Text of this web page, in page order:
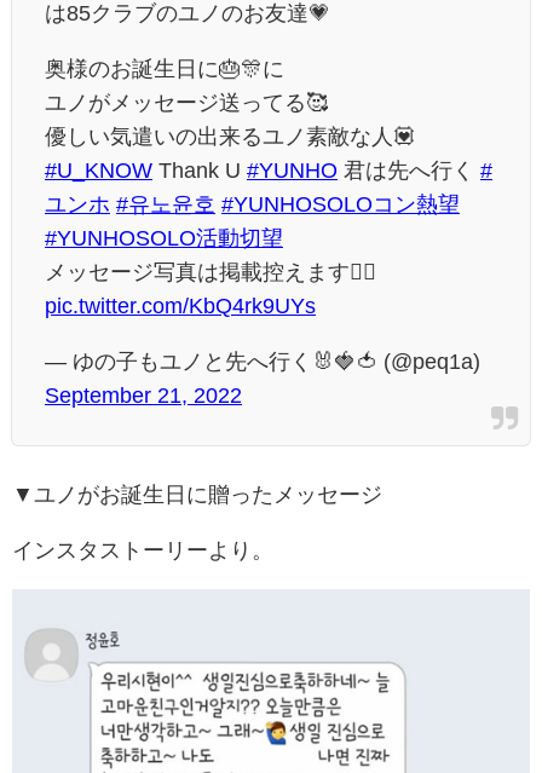
は85クラブのユノのお友達💗
奥様のお誕生日に🎂🎊に
ユノがメッセージ送ってる🥰
優しい気遣いの出来るユノ素敵な人💟
#U_KNOW Thank U #YUNHO 君は先へ行く #
ユンホ #유노윤호 #YUNHOSOLOコン熱望
#YUNHOSOLO活動切望
メッセージ写真は掲載控えます🙇‍♀️
pic.twitter.com/KbQ4rk9UYs
— ゆの子もユノと先へ行く🐰🍓🍅 (@peq1a)
September 21, 2022
▼ユノがお誕生日に贈ったメッセージ
インスタストーリーより。